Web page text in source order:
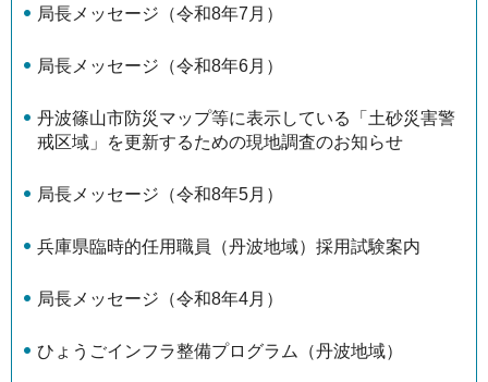
局長メッセージ（令和8年7月）
局長メッセージ（令和8年6月）
丹波篠山市防災マップ等に表示している「土砂災害警
戒区域」を更新するための現地調査のお知らせ
局長メッセージ（令和8年5月）
兵庫県臨時的任用職員（丹波地域）採用試験案内
局長メッセージ（令和8年4月）
ひょうごインフラ整備プログラム（丹波地域）